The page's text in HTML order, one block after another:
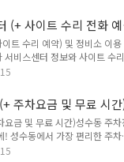
한 사람은 1명 또는 2명 정도로
과 같은 도매사이트를 활용한
탁판매를 한 온라인셀러들을
있다. 조회수가 빠르게 오르고
(+ 사이트 수리 전화 예
트 수리 예약) 및 정비소 이용
서비스센터 정보와 사이트 수
용 팁과 관련 궁금증을 해결하
동차 서비스센터 이용 방법2.1
약 및 방문 예약 절차전국 쌍
서울 지역 서비스센터3.2 경
요 도시 서비스센터쌍용자동
서비스4.1 정기점검 및 부품
주차요금 및 무료 시
금 및 무료 시간)성수동 주차
! 성수동에서 가장 편리한 주차
동하세요. 주차 걱정 없이 성수